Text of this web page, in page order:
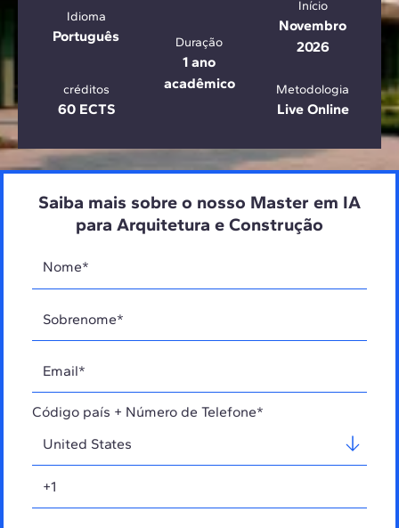
Idioma
Português Duração
1 ano
acadêmico
Início
Novembro
2026
créditos
60 ECTS
Metodologia
Live Online
Saiba mais sobre o nosso Master em IA
para Arquitetura e Construção
Código país + Número de Telefone*